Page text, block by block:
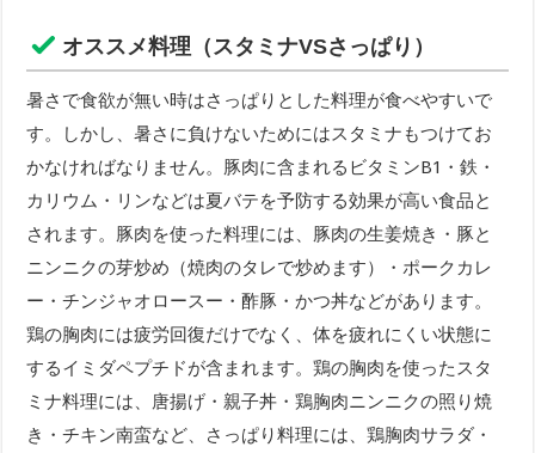
オススメ料理（スタミナVSさっぱり）
暑さで食欲が無い時はさっぱりとした料理が食べやすいで
す。しかし、暑さに負けないためにはスタミナもつけてお
かなければなりません。豚肉に含まれるビタミンB1・鉄・
カリウム・リンなどは夏バテを予防する効果が高い食品と
されます。豚肉を使った料理には、豚肉の生姜焼き・豚と
ニンニクの芽炒め（焼肉のタレで炒めます）・ポークカレ
ー・チンジャオロースー・酢豚・かつ丼などがあります。
鶏の胸肉には疲労回復だけでなく、体を疲れにくい状態に
するイミダペプチドが含まれます。鶏の胸肉を使ったスタ
ミナ料理には、唐揚げ・親子丼・鶏胸肉ニンニクの照り焼
き・チキン南蛮など、さっぱり料理には、鶏胸肉サラダ・